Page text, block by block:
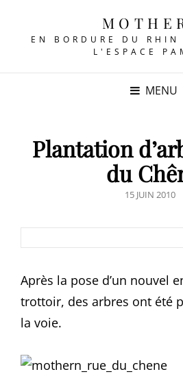
EN BORDURE DU RHIN
L'ESPACE
MENU
Plantation
du
POSTED
15 JUIN 2010
Après la pose d’un nouvel
trottoir, des arbres ont été
la voie.